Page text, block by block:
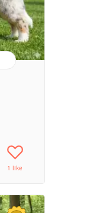
1 like